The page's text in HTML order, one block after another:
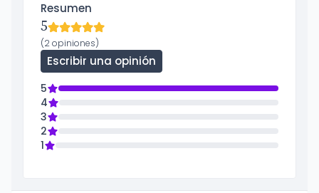
Resumen
5
(2 opiniones)
Escribir una opinión
5
4
3
2
1